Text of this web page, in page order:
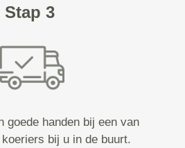
Stap 3
goede handen bij een van
bij u in de buurt.